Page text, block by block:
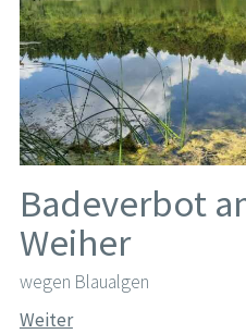
Badeverbot
Weiher
wegen Blaualgen
Weiter